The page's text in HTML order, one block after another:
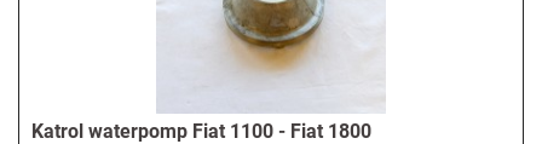
Katrol waterpomp Fiat 1100 - Fiat 1800